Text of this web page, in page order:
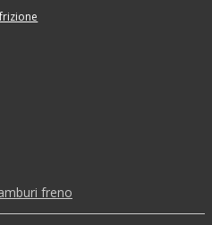
freno